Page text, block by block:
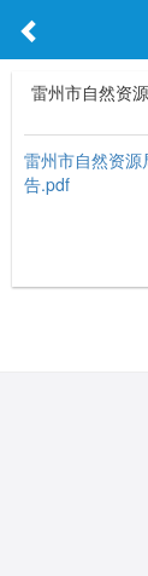
雷州市自然资
雷州市自然资
告.pdf